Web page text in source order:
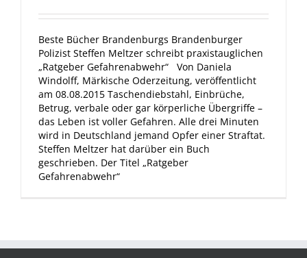
Beste Bücher Brandenburgs Brandenburger
Polizist Steffen Meltzer schreibt praxistauglichen
„Ratgeber Gefahrenabwehr“ Von Daniela
Windolff, Märkische Oderzeitung, veröffentlicht
am 08.08.2015 Taschendiebstahl, Einbrüche,
Betrug, verbale oder gar körperliche Übergriffe –
das Leben ist voller Gefahren. Alle drei Minuten
wird in Deutschland jemand Opfer einer Straftat.
Steffen Meltzer hat darüber ein Buch
geschrieben. Der Titel „Ratgeber
Gefahrenabwehr“